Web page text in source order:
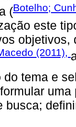
(Botelho;
este
objetivos,
(2011),
do tema e
busca;